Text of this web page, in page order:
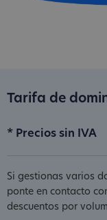
Tarifa de
* Precios sin IVA
Si gestionas varios
ponte en contacto
descuentos por